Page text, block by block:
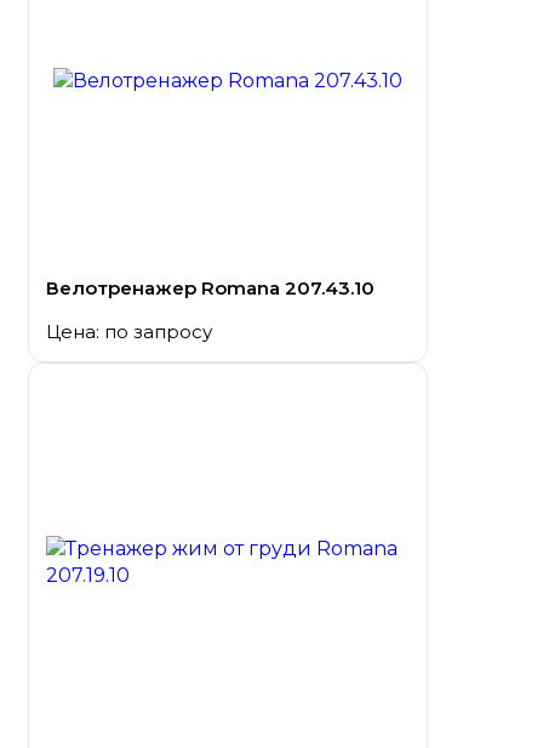
Велотренажер Romana 207.43.10
Цена: по запросу